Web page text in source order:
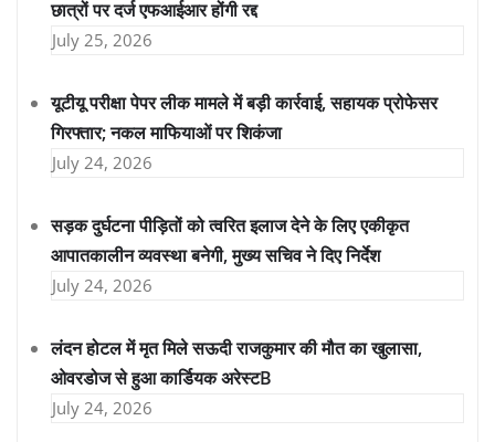
छात्रों पर दर्ज एफआईआर होंगी रद्द
July 25, 2026
यूटीयू परीक्षा पेपर लीक मामले में बड़ी कार्रवाई, सहायक प्रोफेसर
गिरफ्तार; नकल माफियाओं पर शिकंजा
July 24, 2026
सड़क दुर्घटना पीड़ितों को त्वरित इलाज देने के लिए एकीकृत
आपातकालीन व्यवस्था बनेगी, मुख्य सचिव ने दिए निर्देश
July 24, 2026
लंदन होटल में मृत मिले सऊदी राजकुमार की मौत का खुलासा,
ओवरडोज से हुआ कार्डियक अरेस्टB
July 24, 2026